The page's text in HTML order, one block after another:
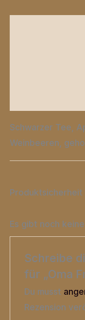
Schwarzer Tee,
Weinbeeren,
Produktsicherheit
Es gibt noch
Schreibe
für „Oma
Du musst
Rezension